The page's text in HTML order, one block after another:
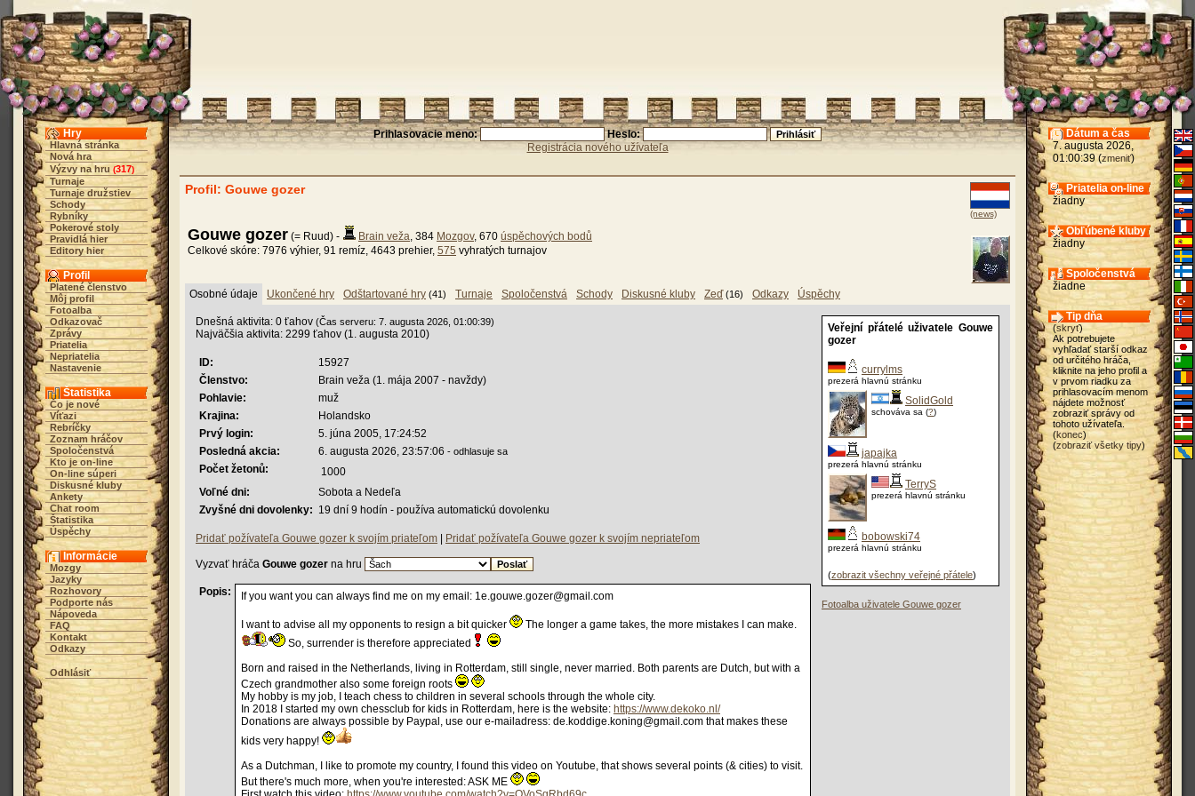
Hry
Hlavná stránka
Nová hra
Výzvy na hru (317)
Turnaje
Turnaje družstiev
Schody
Rybníky
Pokerové stoly
Pravidlá hier
Editory hier
Profil
Platené členstvo
Môj profil
Fotoalba
Odkazovač
Zprávy
Priatelia
Nepriatelia
Nastavenie
Štatistika
Čo je nové
Víťazi
Rebríčky
Zoznam hráčov
Spoločenstvá
Kto je on-line
On-line súperi
Diskusné kluby
Ankety
Chat room
Štatistika
Úspěchy
Informácie
Mozgy
Jazyky
Rozhovory
Podporte nás
Nápoveda
FAQ
Kontakt
Odkazy
Odhlásiť
Prihlasovacie meno:
Heslo:
Registrácia nového užívateľa
(news)
Profil: Gouwe gozer
Gouwe gozer (= Ruud) - Brain veža, 384 Mozgov, 670 úspěchových bodů
Celkové skóre: 7976 výhier, 91 remíz, 4643 prehier, 575 vyhratých turnajov
Osobné údaje Ukončené hry Odštartované hry (41) Turnaje Spoločenstvá Schody Diskusné kluby Zeď (16) Odkazy Úspěchy
Veřejní přátelé uživatele Gouwe
gozer
currylms
prezerá hlavnú stránku
SolidGold
schováva sa (?)
japajka
prezerá hlavnú stránku
TerryS
prezerá hlavnú stránku
bobowski74
prezerá hlavnú stránku
(zobrazit všechny veřejné přátele)
Fotoalba uživatele Gouwe gozer
Dnešná aktivita: 0 ťahov (Čas serveru: 7. augusta 2026, 01:00:39)
Najväčšia aktivita: 2299 ťahov (1. augusta 2010)
ID:
15927
Členstvo:
Brain veža (1. mája 2007 - navždy)
Pohlavie:
muž
Krajina:
Holandsko
Prvý login:
5. júna 2005, 17:24:52
Posledná akcia:
6. augusta 2026, 23:57:06 - odhlasuje sa
Počet žetonů:
1000
Voľné dni:
Sobota a Nedeľa
Zvyšné dni dovolenky: 19 dní 9 hodín - používa automatickú dovolenku
Pridať požívateľa Gouwe gozer k svojím priateľom Pridať požívateľa Gouwe gozer k svojím nepriateľom
Vyzvať hráča Gouwe gozer na hru
Popis: If you want you can always find me on my email: 1e.gouwe.gozer@gmail.com
I want to advise all my opponents to resign a bit quicker
The longer a game takes, the more mistakes I can make.
So, surrender is therefore appreciated
Born and raised in the Netherlands, living in Rotterdam, still single, never married. Both parents are Dutch, but with a
Czech grandmother also some foreign roots
My hobby is my job, I teach chess to children in several schools through the whole city.
In 2018 I started my own chessclub for kids in Rotterdam, here is the website: https://www.dekoko.nl/
Donations are always possible by Paypal, use our e-mailadress: de.koddige.koning@gmail.com that makes these
kids very happy!
As a Dutchman, I like to promote my country, I found this video on Youtube, that shows several points (& cities) to visit.
But there's much more, when you're interested: ASK ME
Dátum a čas
7. augusta 2026,
01:00:39 (zmeniť)
Priatelia on-line
žiadny
Obľúbené kluby
žiadny
Spoločenstvá
žiadne
Tip dňa
(skryť)
Ak potrebujete
vyhľadať starší odkaz
od určitého hráča,
kliknite na jeho profil a
v prvom riadku za
prihlasovacím menom
nájdete možnosť
zobraziť správy od
tohoto užívateľa.
(konec)
(zobraziť všetky tipy)